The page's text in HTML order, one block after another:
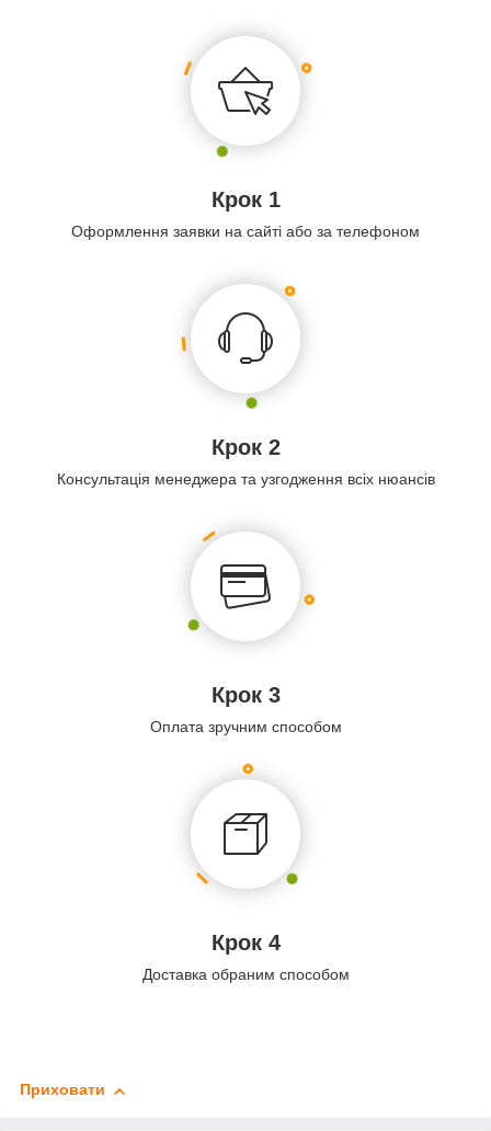
Крок 1
Оформлення заявки на сайті або за телефоном
Крок 2
Консультація менеджера та узгодження всіх нюансів
Крок 3
Оплата зручним способом
Крок 4
Доставка обраним способом
Приховати